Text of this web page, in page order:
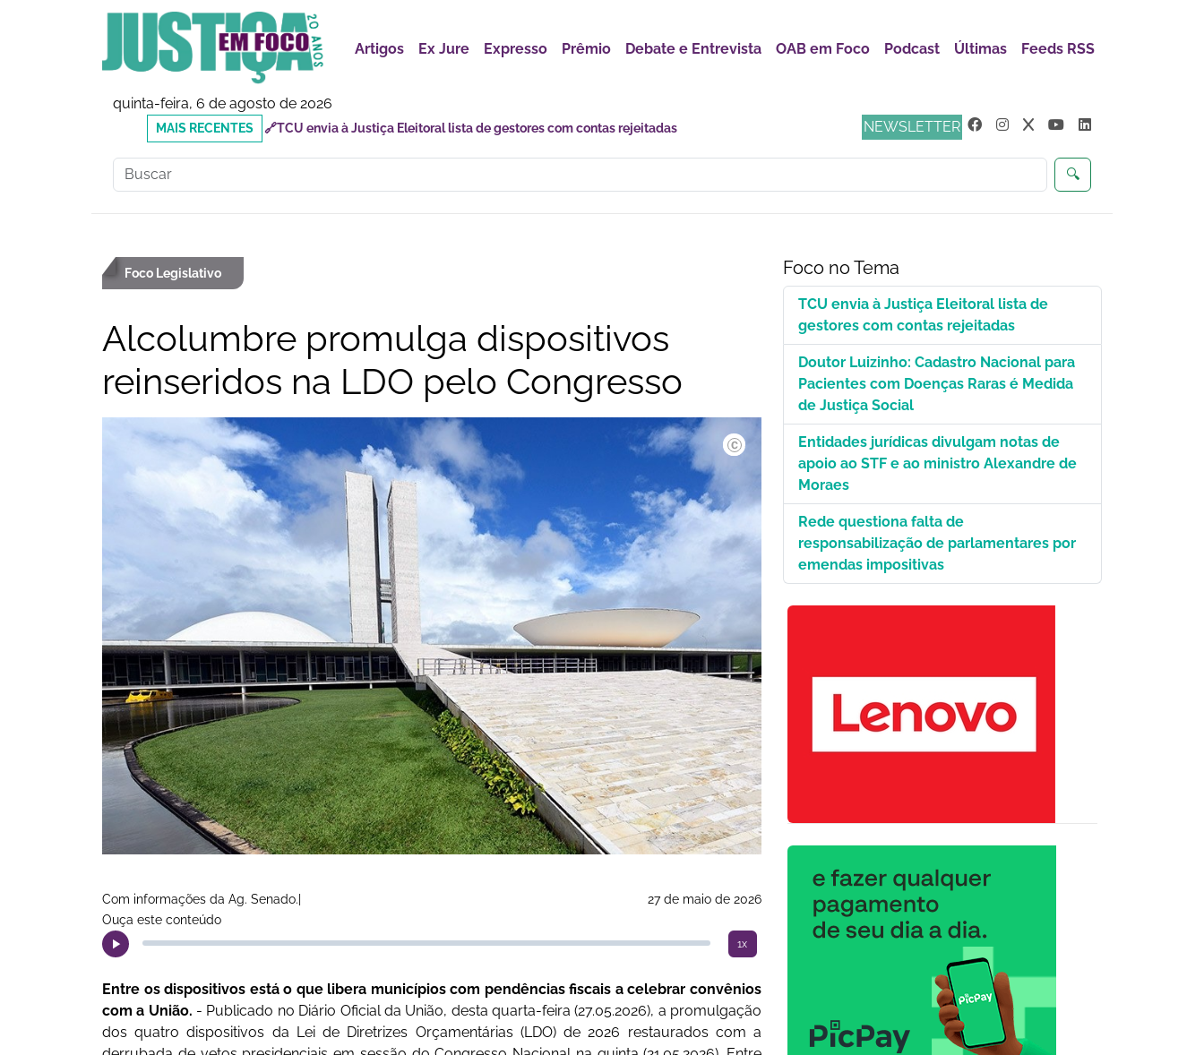
Artigos Ex Jure Expresso Prêmio Debate e Entrevista OAB em Foco Podcast Últimas Feeds RSS
quinta-feira, 6 de agosto de 2026
NEWSLETTER
🔍
MAIS
RECENTES
🔗Doutor Luizinho: Cadastro Nacional para Pacientes com Doenças Raras é Medida de Justiça
Social
Foco Legislativo
Alcolumbre promulga dispositivos
reinseridos na LDO pelo Congresso
©JeffersonRudy./Ag.Senado.|
Com informações da Ag. Senado.|
27 de maio de 2026
Ouça este conteúdo
1x
Entre os dispositivos está o que libera municípios com pendências fiscais a celebrar convênios
com a União. - Publicado no Diário Oficial da União, desta quarta-feira (27.05.2026), a promulgação
dos quatro dispositivos da Lei de Diretrizes Orçamentárias (LDO) de 2026 restaurados com a
Foco no Tema
TCU envia à Justiça Eleitoral lista de
gestores com contas rejeitadas
Doutor Luizinho: Cadastro Nacional para
Pacientes com Doenças Raras é Medida
de Justiça Social
Entidades jurídicas divulgam notas de
apoio ao STF e ao ministro Alexandre de
Moraes
Rede questiona falta de
responsabilização de parlamentares por
emendas impositivas